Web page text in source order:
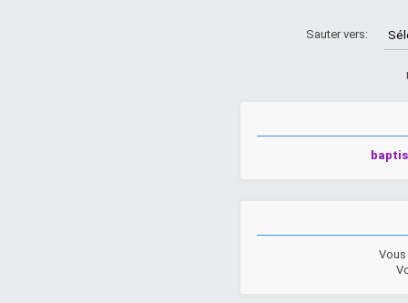
Sauter vers: